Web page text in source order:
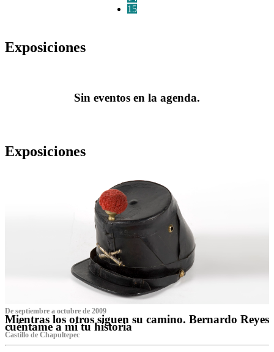
15
Exposiciones
Sin eventos en la agenda.
Exposiciones
De septiembre a octubre de 2009
Mientras los otros siguen su camino. Bernardo Reyes
cuéntame a mí tu historia
Castillo de Chapultepec